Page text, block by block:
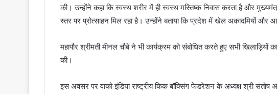
की। उन्होंने कहा कि स्वस्थ शरीर में ही स्वस्थ मस्तिष्क निवास करता है और
स्तर पर प्रोत्साहन मिल रहा है। उन्होंने बताया कि प्रदेश में खेल अकादमियों और
महापौर श्रीमती मीनल चौबे ने भी कार्यक्रम को संबोधित करते हुए सभी
की।
इस अवसर पर वाको इंडिया राष्ट्रीय किक बॉक्सिंग फेडरेशन के अध्यक्ष श्री संतोष